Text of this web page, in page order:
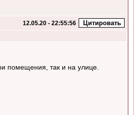
12.05.20 - 22:55:56
помещения, так и на улице.